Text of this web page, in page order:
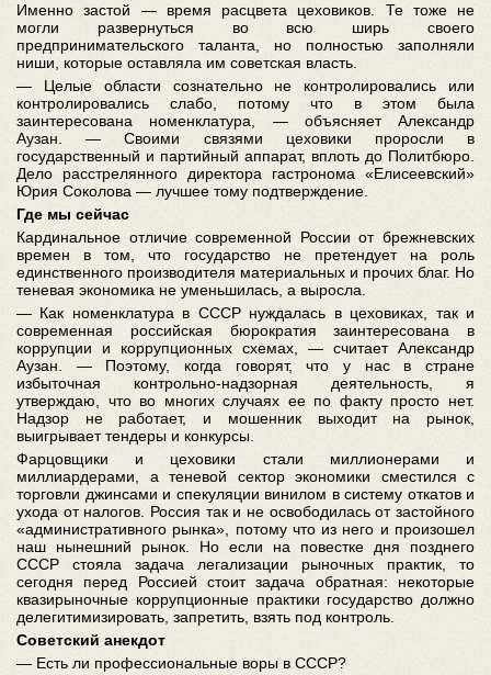
Именно застой — время расцвета цеховиков. Те тоже не
могли развернуться во всю ширь своего
предпринимательского таланта, но полностью заполняли
ниши, которые оставляла им советская власть.
— Целые области сознательно не контролировались или
контролировались слабо, потому что в этом была
заинтересована номенклатура, — объясняет Александр
Аузан. — Своими связями цеховики проросли в
государственный и партийный аппарат, вплоть до Политбюро.
Дело расстрелянного директора гастронома «Елисеевский»
Юрия Соколова — лучшее тому подтверждение.
Где мы сейчас
Кардинальное отличие современной России от брежневских
времен в том, что государство не претендует на роль
единственного производителя материальных и прочих благ. Но
теневая экономика не уменьшилась, а выросла.
— Как номенклатура в СССР нуждалась в цеховиках, так и
современная российская бюрократия заинтересована в
коррупции и коррупционных схемах, — считает Александр
Аузан. — Поэтому, когда говорят, что у нас в стране
избыточная контрольно-надзорная деятельность, я
утверждаю, что во многих случаях ее по факту просто нет.
Надзор не работает, и мошенник выходит на рынок,
выигрывает тендеры и конкурсы.
Фарцовщики и цеховики стали миллионерами и
миллиардерами, а теневой сектор экономики сместился с
торговли джинсами и спекуляции винилом в систему откатов и
ухода от налогов. Россия так и не освободилась от застойного
«административного рынка», потому что из него и произошел
наш нынешний рынок. Но если на повестке дня позднего
СССР стояла задача легализации рыночных практик, то
сегодня перед Россией стоит задача обратная: некоторые
квазирыночные коррупционные практики государство должно
делегитимизировать, запретить, взять под контроль.
Советский анекдот
— Есть ли профессиональные воры в СССР?